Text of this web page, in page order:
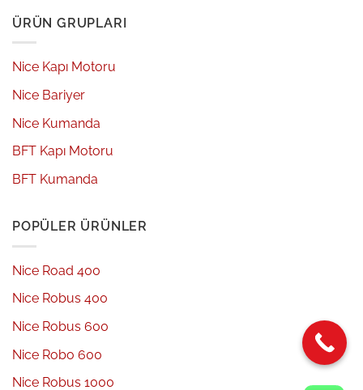
ÜRÜN GRUPLARI
Nice Kapı Motoru
Nice Bariyer
Nice Kumanda
BFT Kapı Motoru
BFT Kumanda
POPÜLER ÜRÜNLER
Nice Road 400
Nice Robus 400
Nice Robus 600
Nice Robo 600
Nice Robus 1000